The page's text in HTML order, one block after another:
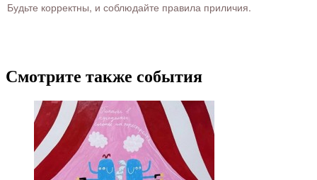
Будьте корректны, и соблюдайте правила приличия.
Смотрите также события